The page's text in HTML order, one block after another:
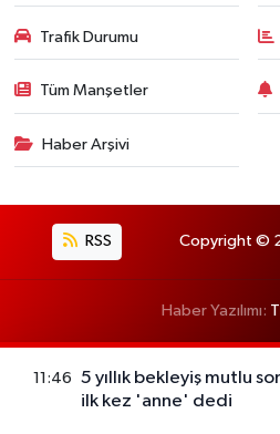
Trafik Durumu
Tüm Manşetler
Haber Arşivi
RSS Copyright ©
Haber Yazılımı:
11:46
5 yıllık bekleyiş mutlu
ilk kez 'anne' dedi